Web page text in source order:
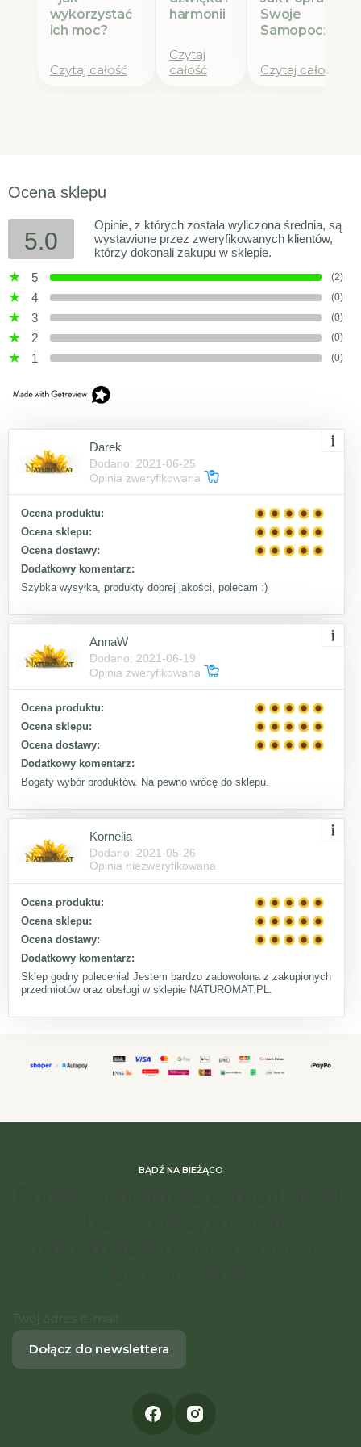
wykorzystać
ich moc?
Czytaj całość
harmonii
Czytaj
całość
Swoje
Samopoczucie
Czytaj całość
Ocena sklepu
5.0
Opinie, z których została wyliczona średnia, są
wystawione przez zweryfikowanych klientów,
którzy dokonali zakupu w sklepie.
5
(2)
4 (0)
3 (0)
2 (0)
1 (0)
Darek
Dodano: 2021-06-25
Opinia zweryfikowana
Ocena produktu:
Ocena sklepu:
Ocena dostawy:
Dodatkowy komentarz:
Szybka wysyłka, produkty dobrej jakości, polecam :)
AnnaW
Dodano: 2021-06-19
Opinia zweryfikowana
Ocena produktu:
Ocena sklepu:
Ocena dostawy:
Dodatkowy komentarz:
Bogaty wybór produktów. Na pewno wrócę do sklepu.
Kornelia
Dodano: 2021-05-26
Opinia niezweryfikowana
Ocena produktu:
Ocena sklepu:
Ocena dostawy:
Dodatkowy komentarz:
Sklep godny polecenia! Jestem bardzo zadowolona z zakupionych
przedmiotów oraz obsługi w sklepie NATUROMAT.PL.
BĄDŹ NA BIEŻĄCO
Twój adres e-mail
Dołącz do newslettera